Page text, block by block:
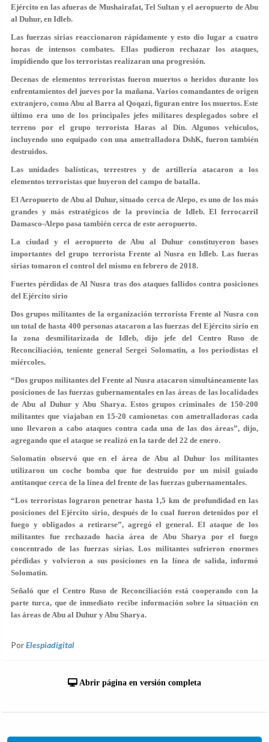
Ejército en las afueras de Mushairafat, Tel Sultan y el aeropuerto de Abu
al Duhur, en Idleb.
Las fuerzas sirias reaccionaron rápidamente y esto dio lugar a cuatro
horas de intensos combates. Ellas pudieron rechazar los ataques,
impidiendo que los terroristas realizaran una progresión.
Decenas de elementos terroristas fueron muertos o heridos durante los
enfrentamientos del jueves por la mañana. Varios comandantes de origen
extranjero, como Abu al Barra al Qoqazi, figuran entre los muertos. Este
último era uno de los principales jefes militares desplegados sobre el
terreno por el grupo terrorista Haras al Din. Algunos vehículos,
incluyendo uno equipado con una ametralladora DshK, fueron también
destruidos.
Las unidades balísticas, terrestres y de artillería atacaron a los
elementos terroristas que huyeron del campo de batalla.
El Aeropuerto de Abu al Duhur, situado cerca de Alepo, es uno de los más
grandes y más estratégicos de la provincia de Idleb. El ferrocarril
Damasco-Alepo pasa también cerca de este aeropuerto.
La ciudad y el aeropuerto de Abu al Duhur constituyeron bases
importantes del grupo terrorista Frente al Nusra en Idleb. Las fueras
sirias tomaron el control del mismo en febrero de 2018.
Fuertes pérdidas de Al Nusra tras dos ataques fallidos contra posiciones
del Ejército sirio
Dos grupos militantes de la organización terrorista Frente al Nusra con
un total de hasta 400 personas atacaron a las fuerzas del Ejército sirio en
la zona desmilitarizada de Idleb, dijo jefe del Centro Ruso de
Reconciliación, teniente general Sergei Solomatin, a los periodistas el
miércoles.
“Dos grupos militantes del Frente al Nusra atacaron simultáneamente las
posiciones de las fuerzas gubernamentales en las áreas de las localidades
de Abu al Duhur y Abu Sharya. Estos grupos criminales de 150-200
militantes que viajaban en 15-20 camionetas con ametralladoras cada
uno llevaron a cabo ataques contra cada una de las dos áreas”, dijo,
agregando que el ataque se realizó en la tarde del 22 de enero.
Solomatin observó que en el área de Abu al Duhur los militantes
utilizaron un coche bomba que fue destruido por un misil guiado
antitanque cerca de la línea del frente de las fuerzas gubernamentales.
“Los terroristas lograron penetrar hasta 1,5 km de profundidad en las
posiciones del Ejército sirio, después de lo cual fueron detenidos por el
fuego y obligados a retirarse”, agregó el general. El ataque de los
militantes fue rechazado hacia área de Abu Sharya por el fuego
concentrado de las fuerzas sirias. Los militantes sufrieron enormes
pérdidas y volvieron a sus posiciones en la línea de salida, informó
Solomatin.
Señaló que el Centro Ruso de Reconciliación está cooperando con la
parte turca, que de inmediato recibe información sobre la situación en
las áreas de Abu al Duhur y Abu Sharya.
PorElespiadigital
Abrir página en versión completa